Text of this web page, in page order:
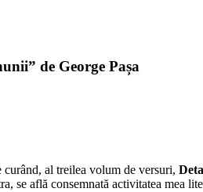
de George Pașa
al treilea volum de versuri,
se află consemnată activitatea mea